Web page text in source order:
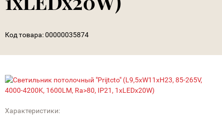
Код товара:00000035874
Характеристики: